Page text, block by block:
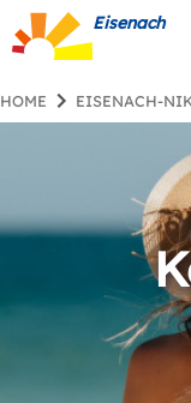
Eisenach
HOME EISENACH-